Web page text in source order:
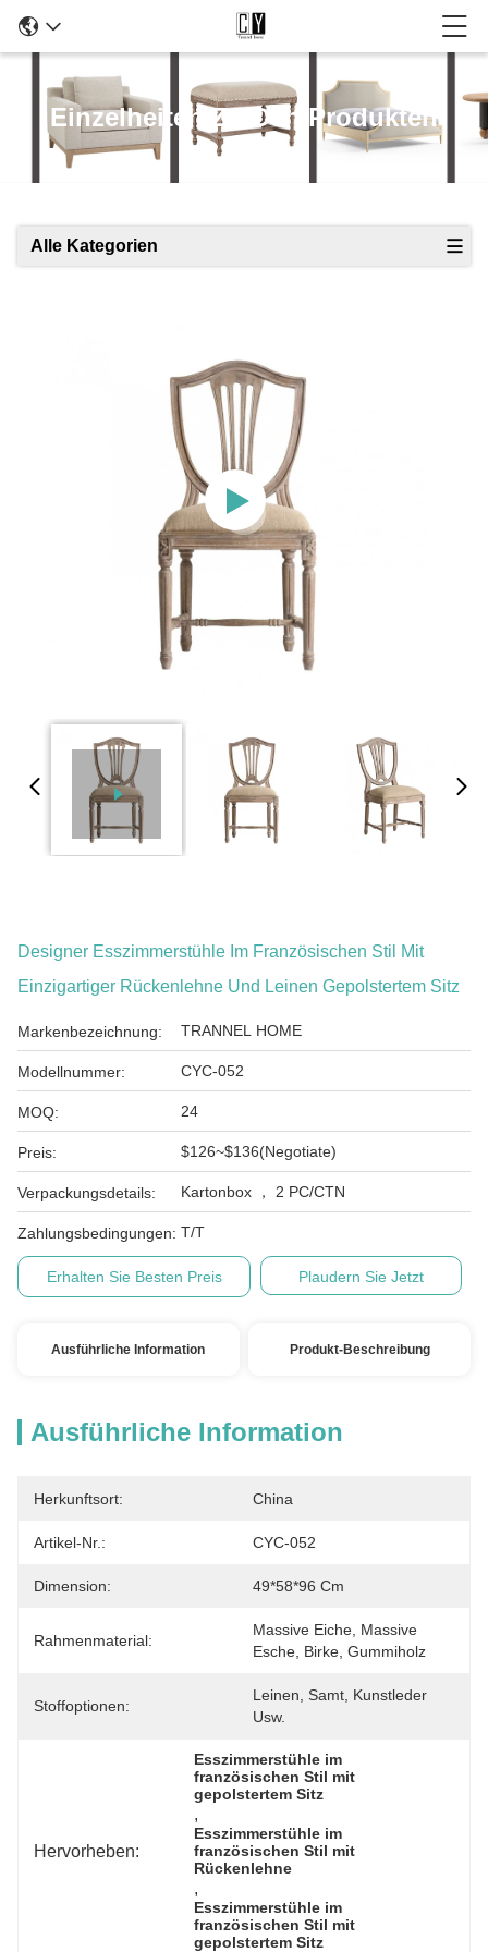
Einzelheiten Zu Den Produkten
Alle Kategorien
Designer Esszimmerstühle Im Französischen Stil Mit
Einzigartiger Rückenlehne Und Leinen Gepolstertem Sitz
Markenbezeichnung: TRANNEL HOME
Modellnummer: CYC-052
MOQ: 24
Preis: $126~$136(Negotiate)
Verpackungsdetails: Kartonbox ， 2 PC/CTN
Zahlungsbedingungen: T/T
Erhalten Sie Besten Preis Plaudern Sie Jetzt
Ausführliche Information Produkt-Beschreibung
Ausführliche Information
Herkunftsort: China
Artikel-Nr.: CYC-052
Dimension: 49*58*96 Cm
Rahmenmaterial:
Massive Eiche, Massive
Esche, Birke, Gummiholz
Stoffoptionen:
Leinen, Samt, Kunstleder
Usw.
Hervorheben:
Esszimmerstühle im
französischen Stil mit
gepolstertem Sitz
,
Esszimmerstühle im
französischen Stil mit
Rückenlehne
,
Esszimmerstühle im
französischen Stil mit
gepolstertem Sitz